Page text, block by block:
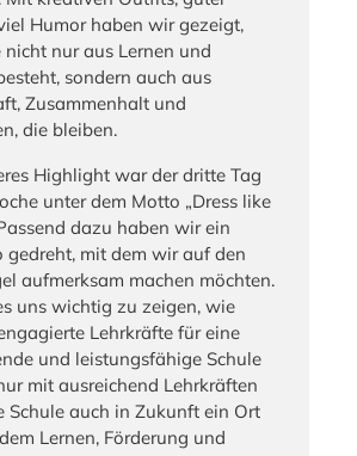
Humor haben wir gezeigt,
nicht nur aus Lernen und
sondern auch aus
Zusammenhalt und
die bleiben.
Highlight war der dritte Tag
unter dem Motto „Dress like
dazu haben wir ein
gedreht, mit dem wir auf den
aufmerksam machen möchten.
uns wichtig zu zeigen, wie
Lehrkräfte für eine
und leistungsfähige Schule
mit ausreichend Lehrkräften
Schule auch in Zukunft ein Ort
Lernen, Förderung und